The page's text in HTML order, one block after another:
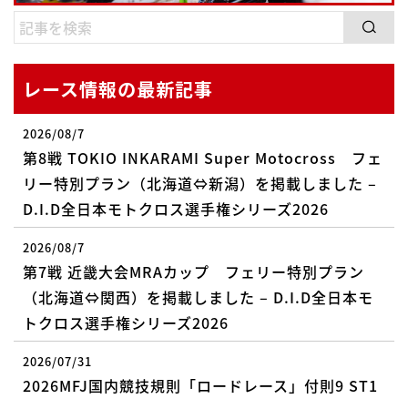
レース情報の最新記事
2026/08/7
第8戦 TOKIO INKARAMI Super Motocross フェ
リー特別プラン（北海道⇔新潟）を掲載しました –
D.I.D全日本モトクロス選手権シリーズ2026
2026/08/7
第7戦 近畿大会MRAカップ フェリー特別プラン
（北海道⇔関西）を掲載しました – D.I.D全日本モ
トクロス選手権シリーズ2026
2026/07/31
2026MFJ国内競技規則「ロードレース」付則9 ST1